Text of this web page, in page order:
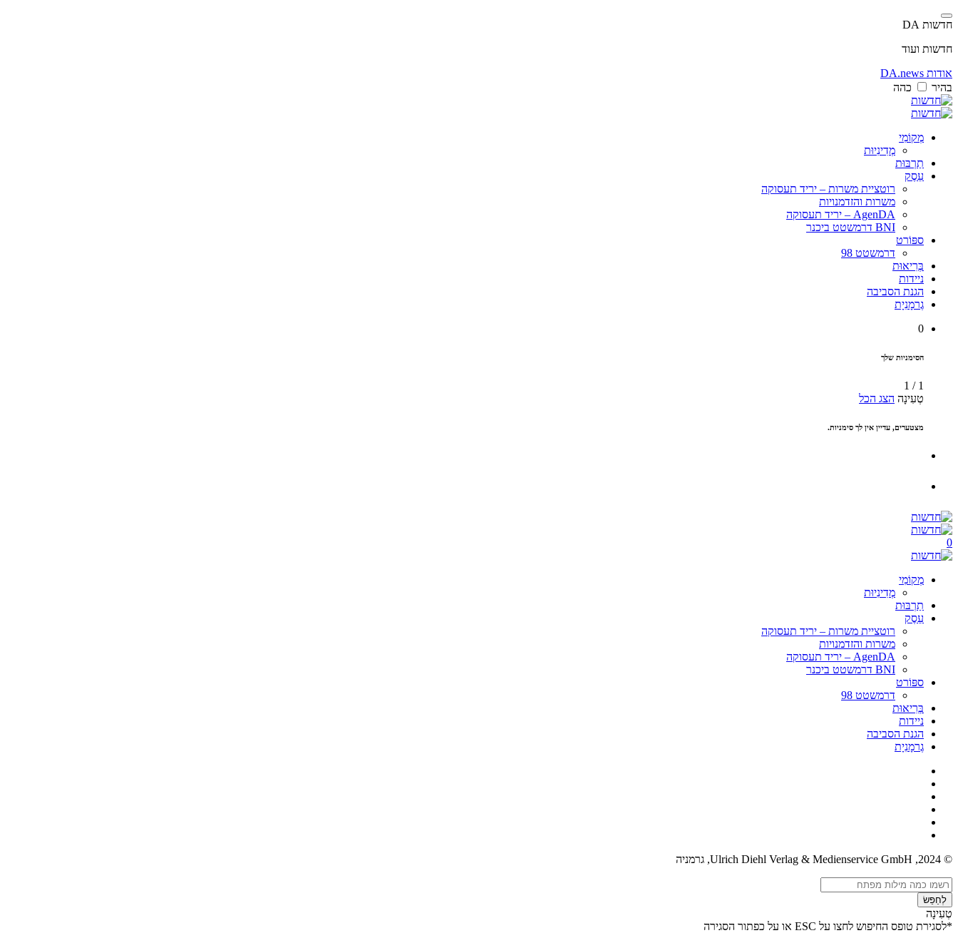
חדשות DA
חדשות ועוד
אודות DA.news
בהיר
כהה
מְקוֹמִי
מְדִינִיוּת
תַרְבּוּת
עֵסֶק
רוטציית משרות – יריד תעסוקה
משרות והזדמנויות
AgenDA – יריד תעסוקה
BNI דרמשטט ביכנר
ספּוֹרט
דרמשטט 98
בְּרִיאוּת
ניידות
הגנת הסביבה
גֶרמָנִיָת
0
הסימניות שלך
1
/
1
טְעִינָה הצג הכל
מצטערים, עדיין אין לך סימניות.
0
מְקוֹמִי
מְדִינִיוּת
תַרְבּוּת
עֵסֶק
רוטציית משרות – יריד תעסוקה
משרות והזדמנויות
AgenDA – יריד תעסוקה
BNI דרמשטט ביכנר
ספּוֹרט
דרמשטט 98
בְּרִיאוּת
ניידות
הגנת הסביבה
גֶרמָנִיָת
© 2024, Ulrich Diehl Verlag & Medienservice GmbH, גרמניה
לְחַפֵּשׂ
טְעִינָה
*לסגירת טופס החיפוש לחצו על ESC או על כפתור הסגירה